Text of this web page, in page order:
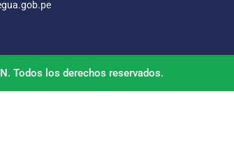
Todos los derechos reservados.